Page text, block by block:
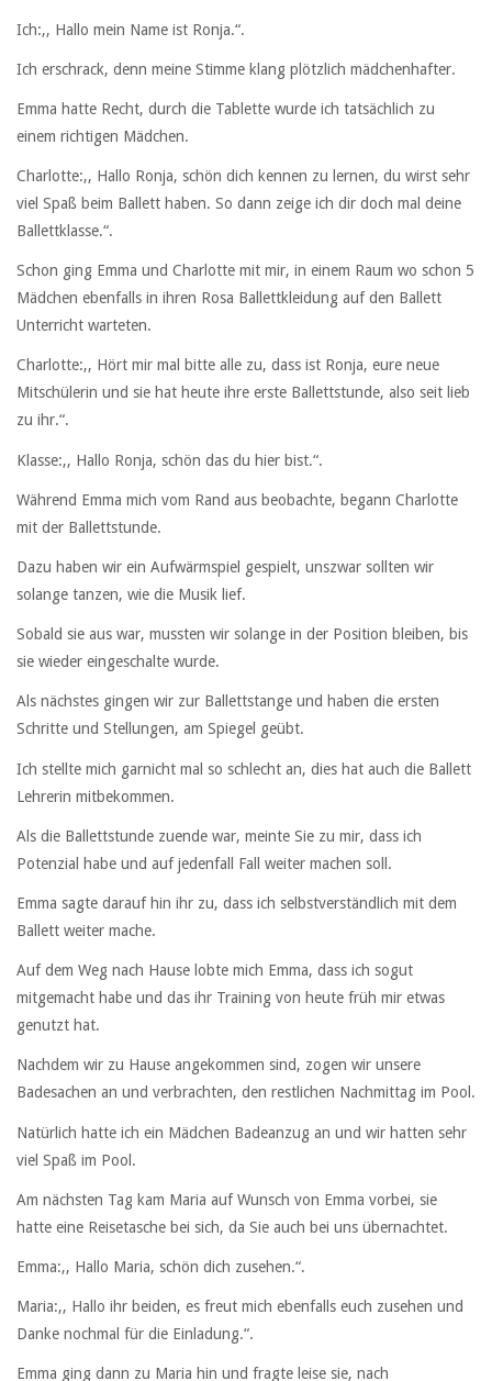
Ich:,, Hallo mein Name ist Ronja.“.
Ich erschrack, denn meine Stimme klang plötzlich mädchenhafter.
Emma hatte Recht, durch die Tablette wurde ich tatsächlich zu
einem richtigen Mädchen.
Charlotte:,, Hallo Ronja, schön dich kennen zu lernen, du wirst sehr
viel Spaß beim Ballett haben. So dann zeige ich dir doch mal deine
Ballettklasse.“.
Schon ging Emma und Charlotte mit mir, in einem Raum wo schon 5
Mädchen ebenfalls in ihren Rosa Ballettkleidung auf den Ballett
Unterricht warteten.
Charlotte:,, Hört mir mal bitte alle zu, dass ist Ronja, eure neue
Mitschülerin und sie hat heute ihre erste Ballettstunde, also seit lieb
zu ihr.“.
Klasse:,, Hallo Ronja, schön das du hier bist.“.
Während Emma mich vom Rand aus beobachte, begann Charlotte
mit der Ballettstunde.
Dazu haben wir ein Aufwärmspiel gespielt, unszwar sollten wir
solange tanzen, wie die Musik lief.
Sobald sie aus war, mussten wir solange in der Position bleiben, bis
sie wieder eingeschalte wurde.
Als nächstes gingen wir zur Ballettstange und haben die ersten
Schritte und Stellungen, am Spiegel geübt.
Ich stellte mich garnicht mal so schlecht an, dies hat auch die Ballett
Lehrerin mitbekommen.
Als die Ballettstunde zuende war, meinte Sie zu mir, dass ich
Potenzial habe und auf jedenfall Fall weiter machen soll.
Emma sagte darauf hin ihr zu, dass ich selbstverständlich mit dem
Ballett weiter mache.
Auf dem Weg nach Hause lobte mich Emma, dass ich sogut
mitgemacht habe und das ihr Training von heute früh mir etwas
genutzt hat.
Nachdem wir zu Hause angekommen sind, zogen wir unsere
Badesachen an und verbrachten, den restlichen Nachmittag im Pool.
Natürlich hatte ich ein Mädchen Badeanzug an und wir hatten sehr
viel Spaß im Pool.
Am nächsten Tag kam Maria auf Wunsch von Emma vorbei, sie
hatte eine Reisetasche bei sich, da Sie auch bei uns übernachtet.
Emma:,, Hallo Maria, schön dich zusehen.“.
Maria:,, Hallo ihr beiden, es freut mich ebenfalls euch zusehen und
Danke nochmal für die Einladung.“.
Emma ging dann zu Maria hin und fragte leise sie, nach